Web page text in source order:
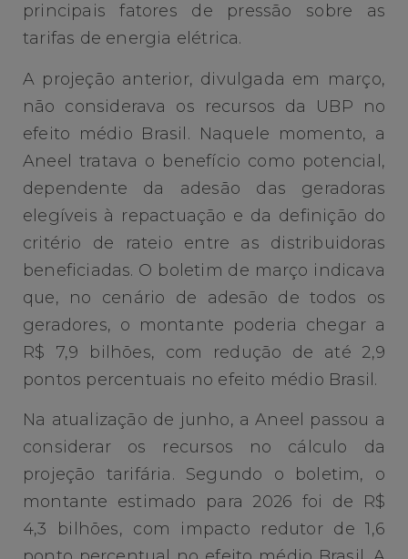
principais fatores de pressão sobre as
tarifas de energia elétrica.
A projeção anterior, divulgada em março,
não considerava os recursos da UBP no
efeito médio Brasil. Naquele momento, a
Aneel tratava o benefício como potencial,
dependente da adesão das geradoras
elegíveis à repactuação e da definição do
critério de rateio entre as distribuidoras
beneficiadas. O boletim de março indicava
que, no cenário de adesão de todos os
geradores, o montante poderia chegar a
R$ 7,9 bilhões, com redução de até 2,9
pontos percentuais no efeito médio Brasil.
Na atualização de junho, a Aneel passou a
considerar os recursos no cálculo da
projeção tarifária. Segundo o boletim, o
montante estimado para 2026 foi de R$
4,3 bilhões, com impacto redutor de 1,6